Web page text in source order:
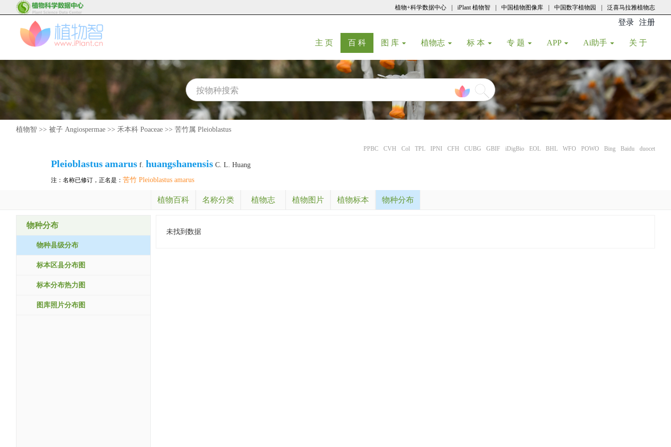
植物+科学数据中心 iPlant 植物智 中国植物图像库 中国数字植物园 泛喜马拉雅植物志
登录 注册
主 页(current)
百 科(current)
图 库 植物志 标 本 专 题 APP Ai助手 关 于
植物智 >> 被子 Angiospermae >> 禾本科 Poaceae >> 苦竹属 Pleioblastus
PPBC CVH Col TPL IPNI CFH CUBG GBIF iDigBio EOL BHL WFO POWO Bing Baidu duocet
Pleioblastusamarus f. huangshanensis C. L. Huang
注：名称已修订，正名是： 苦竹 Pleioblastus amarus
植物百科 名称分类 植物志 植物图片 植物标本 物种分布
物种分布
物种县级分布
标本区县分布图
标本分布热力图
图库照片分布图
未找到数据